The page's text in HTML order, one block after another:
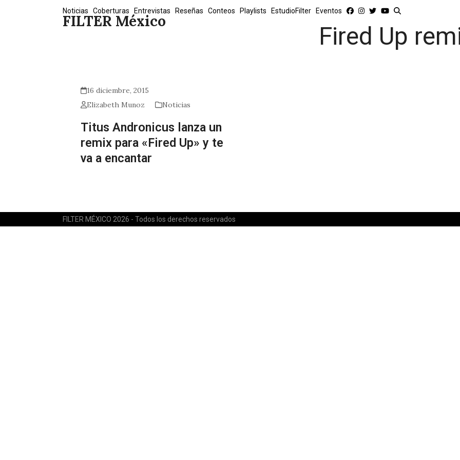
FILTER México
Noticias Coberturas Entrevistas Reseñas Conteos Playlists EstudioFilter Eventos
Fired Up
16 diciembre, 2015
Elizabeth Munoz
Noticias
Titus Andronicus lanza un
remix para «Fired Up» y te
va a encantar
FILTER MÉXICO 2026 - Todos los derechos reservados